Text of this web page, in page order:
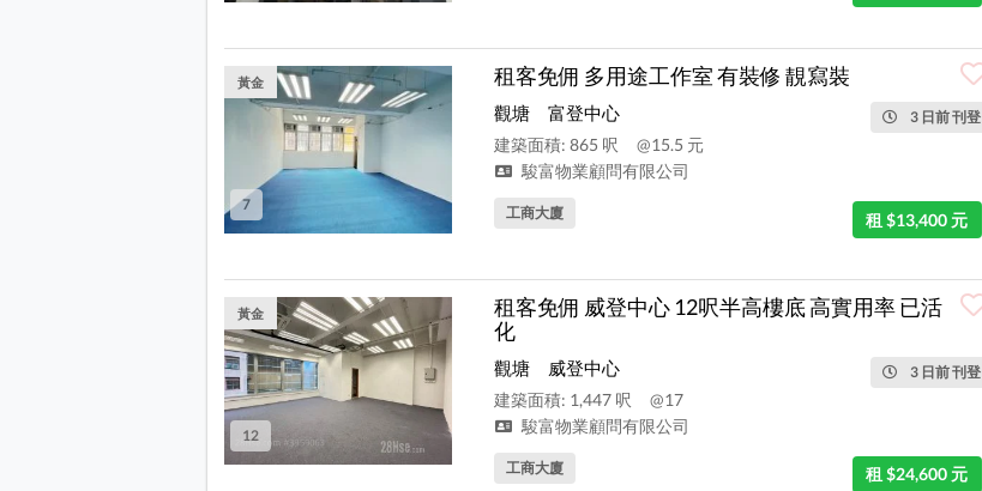
7
黃金 租客免佣 多用途工作室 有裝修 靚寫裝
3 日前 刊登
觀塘 富登中心
建築面積: 865 呎
@15.5 元
駿富物業顧問有限公司
租 $13,400 元
工商大廈
12
黃金
租客免佣 威登中心 12呎半高樓底 高實用率 已活
化
3 日前 刊登
觀塘 威登中心
建築面積: 1,447 呎
@17
駿富物業顧問有限公司
租 $24,600 元
工商大廈